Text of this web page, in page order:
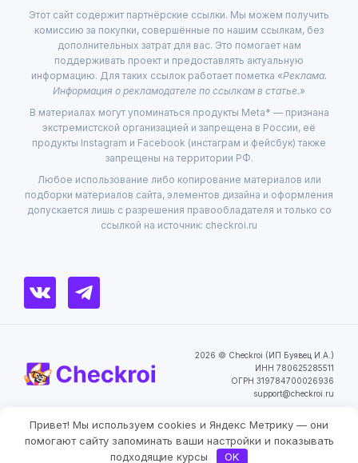
Этот сайт содержит партнёрские ссылки. Мы можем получить
комиссию за покупки, совершённые по нашим ссылкам, без
дополнительных затрат для вас. Это помогает нам
поддерживать проект и предоставлять актуальную
информацию. Для таких ссылок работает пометка «Реклама.
Информация о рекламодателе по ссылкам в статье.»
В материалах могут упоминаться продукты Meta* — признана
экстремистской организацией и запрещена в России, её
продукты Instagram и Facebook (инстаграм и фейсбук) также
запрещены на территории РФ.
Любое использование либо копирование материалов или
подборки материалов сайта, элементов дизайна и оформления
допускается лишь с разрешения правообладателя и только со
ссылкой на источник: checkroi.ru
2026 © Checkroi (ИП Буявец И.А.)
ИНН 780625285511
ОГРН 319784700026936
support@checkroi.ru
Пользовательское
Политика
Согласие на обработку
персональных данных
Привет! Мы используем cookies и Яндекс Метрику — они
помогают сайту запоминать ваши настройки и показывать
подходящие курсы
OK
Фильтры